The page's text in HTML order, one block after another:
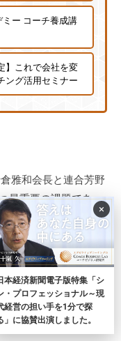
ミー コーチ養成講
】これで会社を変
ング活用セミナー
雅和会長と連合芳野
最重要の課題であ
琉球アスティーダ社
×
本経済新聞電子版特集「シ
・プロフェッショナル～現
経営の担い手を1分で探
」に協賛出演しました。